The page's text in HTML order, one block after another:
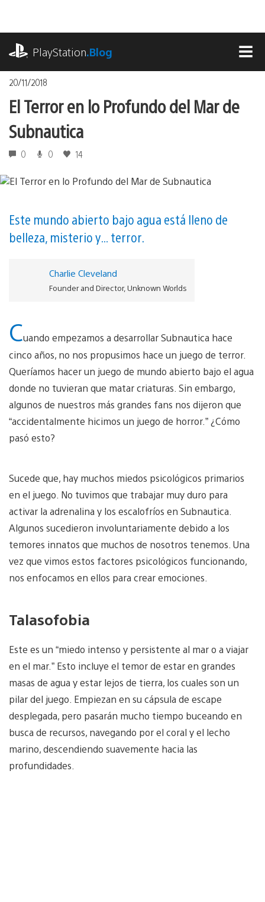
contenido
PlayStation.Blog
20/11/2018
El Terror en lo Profundo del Mar de
Subnautica
0 0 14
Este mundo abierto bajo agua está lleno de
belleza, misterio y… terror.
Charlie Cleveland
Founder and Director, Unknown Worlds
Cuando empezamos a desarrollar Subnautica hace
cinco años, no nos propusimos hace un juego de terror.
Queríamos hacer un juego de mundo abierto bajo el agua
donde no tuvieran que matar criaturas. Sin embargo,
algunos de nuestros más grandes fans nos dijeron que
“accidentalmente hicimos un juego de horror.” ¿Cómo
pasó esto?
Sucede que, hay muchos miedos psicológicos primarios
en el juego. No tuvimos que trabajar muy duro para
activar la adrenalina y los escalofríos en Subnautica.
Algunos sucedieron involuntariamente debido a los
temores innatos que muchos de nosotros tenemos. Una
vez que vimos estos factores psicológicos funcionando,
nos enfocamos en ellos para crear emociones.
Talasofobia
Este es un “miedo intenso y persistente al mar o a viajar
en el mar.” Esto incluye el temor de estar en grandes
masas de agua y estar lejos de tierra, los cuales son un
pilar del juego. Empiezan en su cápsula de escape
desplegada, pero pasarán mucho tiempo buceando en
busca de recursos, navegando por el coral y el lecho
marino, descendiendo suavemente hacia las
profundidades.